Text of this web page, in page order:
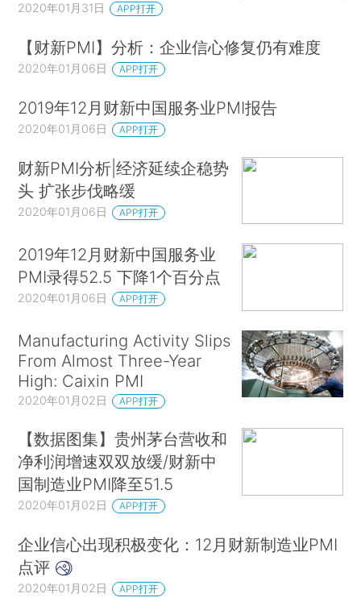
2020年01月31日 APP打开
【财新PMI】分析：企业信心修复仍有难度
2020年01月06日 APP打开
2019年12月财新中国服务业PMI报告
2020年01月06日 APP打开
财新PMI分析|经济延续企稳势
头 扩张步伐略缓
2020年01月06日 APP打开
2019年12月财新中国服务业
PMI录得52.5 下降1个百分点
2020年01月06日 APP打开
Manufacturing Activity Slips
From Almost Three-Year
High: Caixin PMI
2020年01月02日 APP打开
【数据图集】贵州茅台营收和
净利润增速双双放缓/财新中
国制造业PMI降至51.5
2020年01月02日 APP打开
企业信心出现积极变化：12月财新制造业PMI
点评
2020年01月02日 APP打开